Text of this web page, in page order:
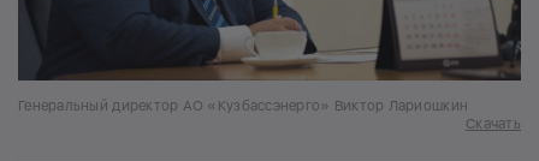
Генеральный директор АО «Кузбассэнерго» Виктор Лариошкин
Скачать